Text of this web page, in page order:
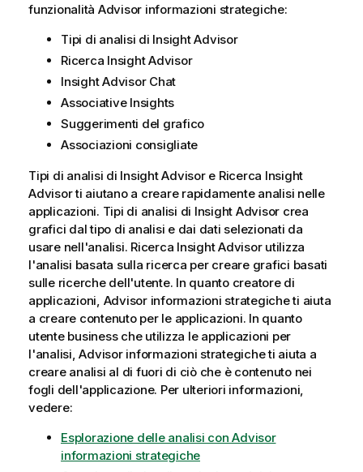
funzionalità Advisor informazioni strategiche:
Tipi di analisi di Insight Advisor
Ricerca Insight Advisor
Insight Advisor Chat
Associative Insights
Suggerimenti del grafico
Associazioni consigliate
Tipi di analisi di Insight Advisore Ricerca Insight
Advisorti aiutano a creare rapidamente analisi nelle
applicazioni. Tipi di analisi di Insight Advisor crea
grafici dal tipo di analisi e dai dati selezionati da
usare nell'analisi. Ricerca Insight Advisorutilizza
l'analisi basata sulla ricerca per creare grafici basati
sulle ricerche dell'utente. In quanto creatore di
applicazioni, Advisor informazioni strategicheti aiuta
a creare contenuto per le applicazioni. In quanto
utente business che utilizza le applicazioni per
l'analisi,Advisor informazioni strategicheti aiuta a
creare analisi al di fuori di ciò che è contenuto nei
fogli dell'applicazione. Per ulteriori informazioni,
vedere:
Esplorazione delle analisi con Advisor
informazioni strategiche